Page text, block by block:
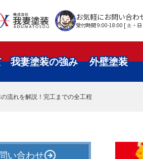
お気軽にお問い合わ
受付時間 9:00-18:00 [ 土・
我妻塗装の強み 外壁塗装
流れを解説！完工までの全工程
い合わせ